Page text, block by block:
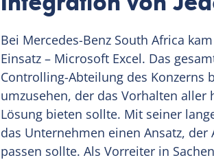
Bei Mercedes-Benz South Africa
Einsatz – Microsoft Excel. Das
Controlling-Abteilung des Konzerns
umzusehen, der das Vorhalten
Lösung bieten sollte. Mit seiner
das Unternehmen einen Ansatz,
passen sollte. Als Vorreiter in